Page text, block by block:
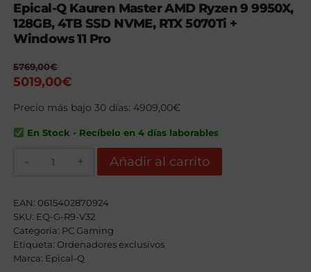
Epical-Q Kauren Master AMD Ryzen 9 9950X,
128GB, 4TB SSD NVME, RTX 5070Ti +
Windows 11 Pro
5769,00€
El
original
era:
5769,00€.
5019,00€
actual
es:
Precio más bajo 30 días: 4909,00€
En Stock - Recíbelo en 4 días laborables
AMD
Ryzen
9
9950X,
128GB,
4TB
SSD
Añadir al carrito
EAN: 0615402870924
SKU: EQ-G-R9-V32
Categoría: PC Gaming
Etiqueta: Ordenadores exclusivos
Marca: Epical-Q